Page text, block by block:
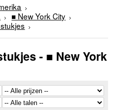
■ New York City
- ■ New York